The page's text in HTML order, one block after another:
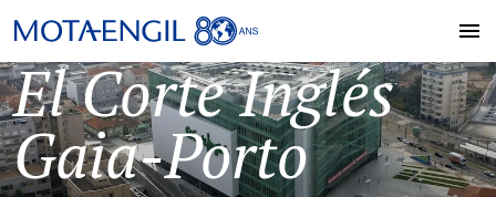
El Corte Inglés
Gaia-Porto